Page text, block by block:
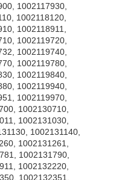
1002117930,
1002118120,
1002118911,
1002119720,
1002119740,
1002119780,
1002119840,
1002119940,
1002119970,
1002130710,
1002131030,
1002131140,
1002131261,
1002131790,
1002132220,
1002132351,